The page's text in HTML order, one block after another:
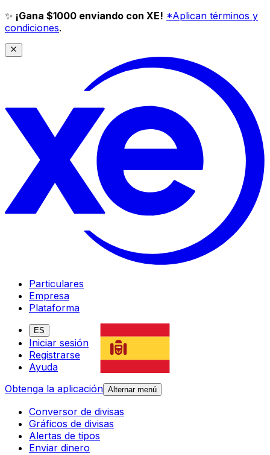
✨ ¡Gana $1000 enviando con XE! *Aplican términos y
condiciones.
Particulares
Empresa
Plataforma
ES
Iniciar sesión
Registrarse
Ayuda
Obtenga la aplicación Alternar menú
Conversor de divisas
Gráficos de divisas
Alertas de tipos
Enviar dinero